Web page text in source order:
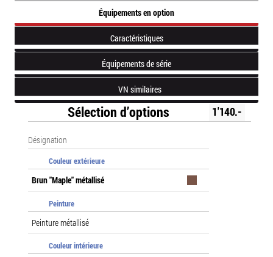
Équipements en option
Caractéristiques
Équipements de série
VN similaires
Sélection d’options 1'140.-
Désignation
Couleur extérieure
Brun "Maple" métallisé
Peinture
Peinture métallisé
Couleur intérieure